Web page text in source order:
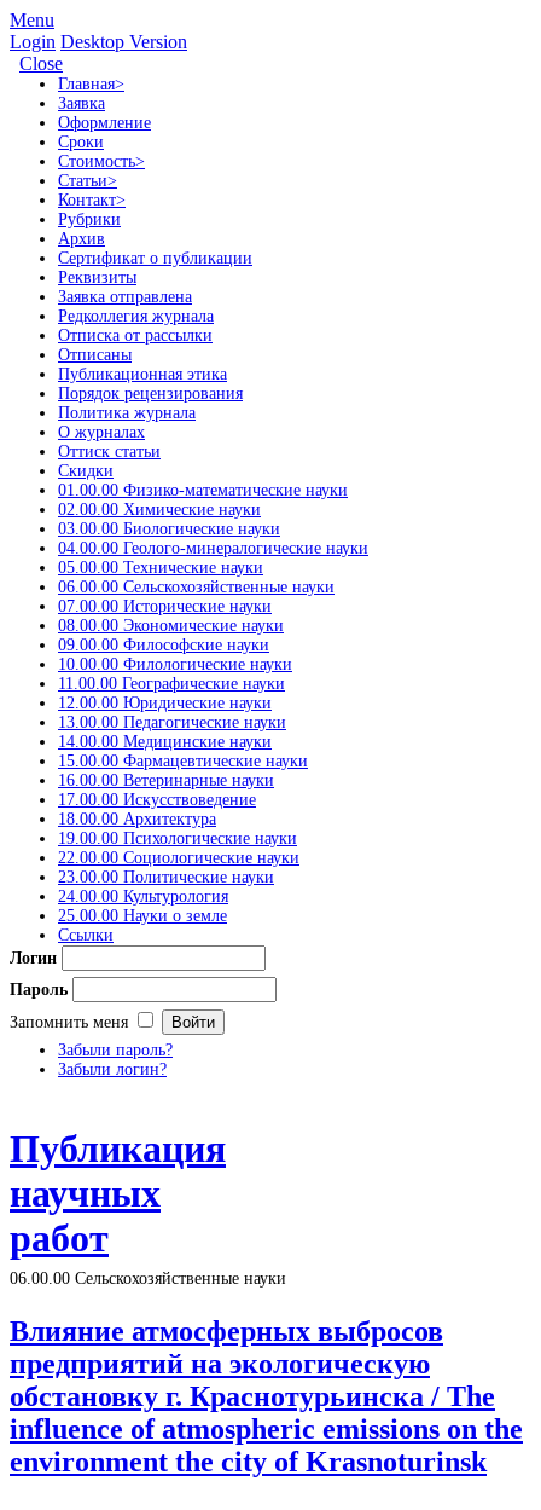
Menu
Login Desktop Version
Close
Главная>
Заявка
Оформление
Сроки
Стоимость>
Статьи>
Контакт>
Рубрики
Архив
Сертификат о публикации
Реквизиты
Заявка отправлена
Редколлегия журнала
Отписка от рассылки
Отписаны
Публикационная этика
Порядок рецензирования
Политика журнала
О журналах
Оттиск статьи
Скидки
01.00.00 Физико-математические науки
02.00.00 Химические науки
03.00.00 Биологические науки
04.00.00 Геолого-минералогические науки
05.00.00 Технические науки
06.00.00 Сельскохозяйственные науки
07.00.00 Исторические науки
08.00.00 Экономические науки
09.00.00 Философские науки
10.00.00 Филологические науки
11.00.00 Географические науки
12.00.00 Юридические науки
13.00.00 Педагогические науки
14.00.00 Медицинские науки
15.00.00 Фармацевтические науки
16.00.00 Ветеринарные науки
17.00.00 Искусствоведение
18.00.00 Архитектура
19.00.00 Психологические науки
22.00.00 Социологические науки
23.00.00 Политические науки
24.00.00 Культурология
25.00.00 Науки о земле
Ссылки
Логин
Пароль
Запомнить меня
Забыли пароль?
Забыли логин?
Публикация
научных
работ
06.00.00 Сельскохозяйственные науки
Влияние атмосферных выбросов
предприятий на экологическую
обстановку г. Краснотурьинска / The
influence of atmospheric emissions on the
environment the city of Krasnoturinsk